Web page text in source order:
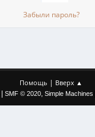
Забыли пароль?
Помощь | Вверх ▲
SMF © 2020, Simple Machines